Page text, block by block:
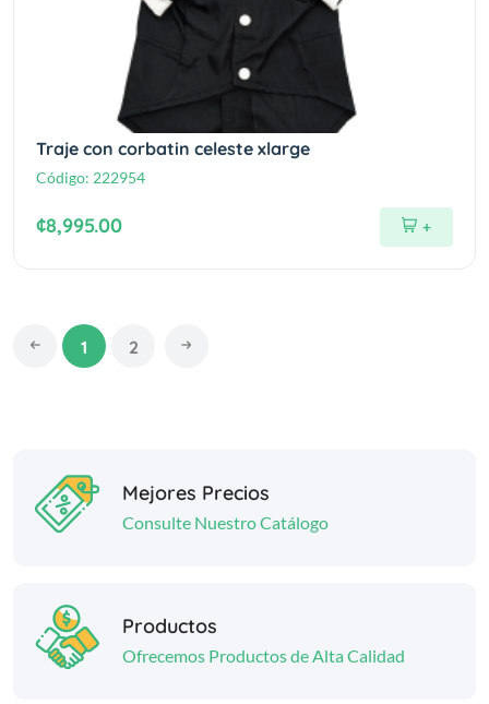
Traje con corbatin celeste xlarge
Código: 222954
¢8,995.00 +
1 2
Mejores Precios
Consulte Nuestro Catálogo
Productos
Ofrecemos Productos de Alta Calidad